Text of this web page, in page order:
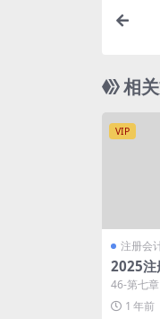
相
VIP
注册会
2025注
战略 基
徐瑞恩
46-第七
与方法（
险管理的...
1 年前